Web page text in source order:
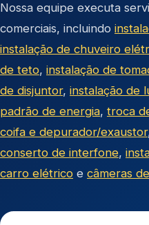
Nossa equipe executa
comerciais, incluindo
instalação de chuveiro
de teto, instalação de
de disjuntor, instalação de
padrão de energia, troca
coifa e depurador/exaustor
conserto de interfone,
carro elétrico e câmeras